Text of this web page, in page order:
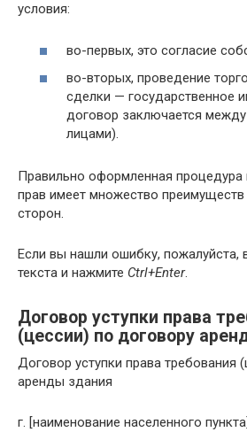
условия:
во-первых, это согласие
во-вторых, проведение
сделки — государственное
договор заключается
лицами).
Правильно оформленная
прав имеет множество
сторон.
Если вы нашли ошибку, пожалуйста,
текста и нажмите Ctrl+Enter.
Договор уступки права
(цессии) по договору
Договор уступки права требования
аренды здания
г. [наименование населенного